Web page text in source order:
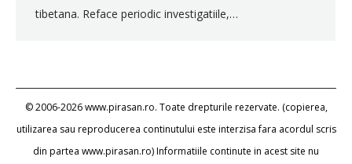
tibetana. Reface periodic investigatiile,…
© 2006-2026 www.pirasan.ro. Toate drepturile rezervate. (copierea,
utilizarea sau reproducerea continutului este interzisa fara acordul scris
din partea www.pirasan.ro) Informatiile continute in acest site nu